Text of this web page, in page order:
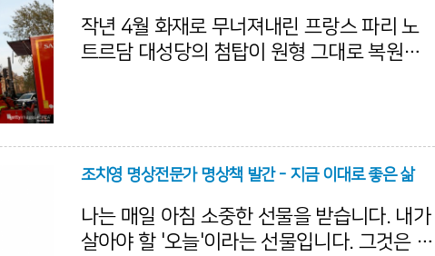
하며 실행하고 있는 신앙생활과 비대면 종교
교육에 대해서 의견을 나누었다.
작년 4월 화재로 무너져내린 프랑스 파리 노
트르담 대성당의 첨탑이 원형 그대로 복원될
내용을 에마뉘엘 마크롱 대통령이 승인했다고
밝혔다.
조치영 명상전문가 명상책 발간 - 지금 이대로 좋은 삶
나는 매일 아침 소중한 선물을 받습니다. 내가
살아야 할 '오늘'이라는 선물입니다. 그것은 내